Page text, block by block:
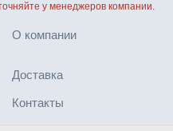
у менеджеров компании.
О компании
Доставка
Контакты